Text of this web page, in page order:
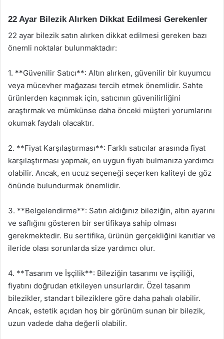
22 Ayar Bilezik Alırken Dikkat Edilmesi Gerekenler
22 ayar bilezik satın alırken dikkat edilmesi gereken bazı
önemli noktalar bulunmaktadır:
1. **Güvenilir Satıcı**: Altın alırken, güvenilir bir kuyumcu
veya mücevher mağazası tercih etmek önemlidir. Sahte
ürünlerden kaçınmak için, satıcının güvenilirliğini
araştırmak ve mümkünse daha önceki müşteri yorumlarını
okumak faydalı olacaktır.
2. **Fiyat Karşılaştırması**: Farklı satıcılar arasında fiyat
karşılaştırması yapmak, en uygun fiyatı bulmanıza yardımcı
olabilir. Ancak, en ucuz seçeneği seçerken kaliteyi de göz
önünde bulundurmak önemlidir.
3. **Belgelendirme**: Satın aldığınız bileziğin, altın ayarını
ve saflığını gösteren bir sertifikaya sahip olması
gerekmektedir. Bu sertifika, ürünün gerçekliğini kanıtlar ve
ileride olası sorunlarda size yardımcı olur.
4. **Tasarım ve İşçilik**: Bileziğin tasarımı ve işçiliği,
fiyatını doğrudan etkileyen unsurlardır. Özel tasarım
bilezikler, standart bileziklere göre daha pahalı olabilir.
Ancak, estetik açıdan hoş bir görünüm sunan bir bilezik,
uzun vadede daha değerli olabilir.